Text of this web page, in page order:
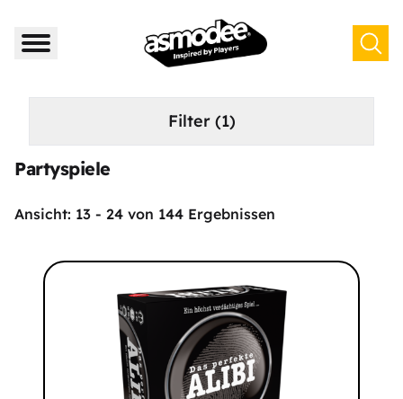
Filter (1)
Partyspiele
Ansicht: 13 - 24 von 144 Ergebnissen